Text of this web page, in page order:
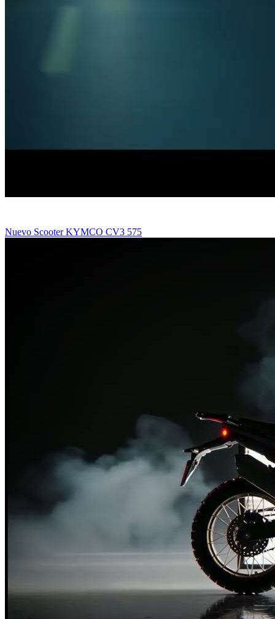
Nuevo Scooter KYMCO CV3 575